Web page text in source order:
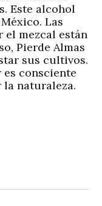
Este alcohol
Las
mezcal están
Pierde Almas
sus cultivos.
consciente
la naturaleza.